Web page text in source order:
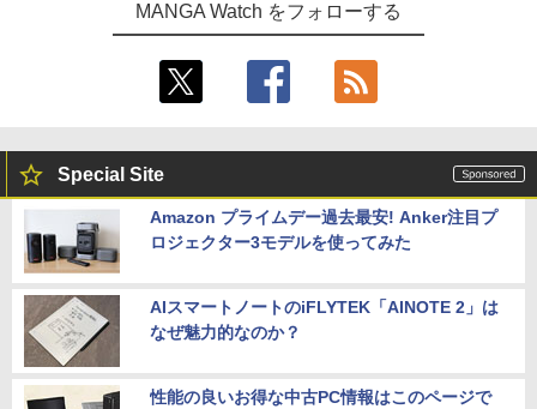
MANGA Watch をフォローする
Special Site
Amazon プライムデー過去最安! Anker注目プ
ロジェクター3モデルを使ってみた
AIスマートノートのiFLYTEK「AINOTE 2」は
なぜ魅力的なのか？
性能の良いお得な中古PC情報はこのページで